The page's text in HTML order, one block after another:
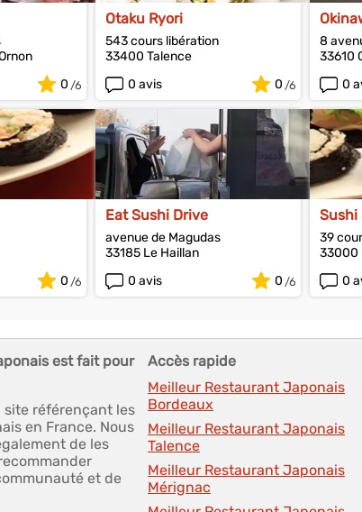
0
Otaku Ryori
543 cours libération
33400 Talence
0 avis
0
8
33610
0
0
Eat Sushi Drive
avenue de Magudas
33185 Le Haillan
0 avis
0
Sushi
39
33000
0
est fait pour
site référençant les
en France. Nous
de les
et de
Accès rapide
Meilleur Restaurant Japonais
Bordeaux
Meilleur Restaurant Japonais
Talence
Meilleur Restaurant Japonais
Mérignac